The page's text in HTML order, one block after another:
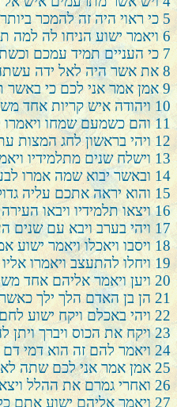
5 כי ראוי היה זה להמכר
6 ויאמר ישוע הניחו לה למה
7 כי העניים תמיד עמכם
8 את אשר היה לאל ידה
9 אמן אמר אני לכם כי
10 ויהודה איש קריות אחד
11 והם כשמעם שמחו ויאמרו
12 ויהי בראשון לחג המצות
13 וישלח שנים מתלמידיו
14 ובאשר יבוא שמה אמרו
15 והוא יראה אתכם עליה
16 ויצאו תלמידיו ויבאו
17 ויהי בערב ויבא עם שנים
18 ויסבו ויאכלו ויאמר
19 ויחלו להתעצב ויאמרו
20 ויען ויאמר אליהם אחד
21 הן בן האדם הלך ילך
22 ויהי באכלם ויקח ישוע
23 ויקח את הכוס ויברך ויתן
24 ויאמר להם זה הוא דמי
25 אמן אמר אני לכם שתה
26 ואחרי גמרם את ההלל
27 ויאמר אליהם ישוע אתם